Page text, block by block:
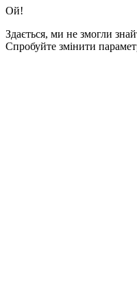
Ой!
Здається, ми не змогли
Спробуйте змінити